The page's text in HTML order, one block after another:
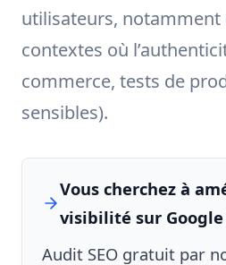
utilisateurs, notamment
contextes où
commerce, tests de
sensibles).
Vous cherchez à
visibilité sur Google
Audit SEO gratuit par